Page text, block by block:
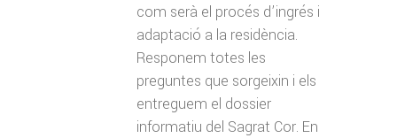
com serà el procés d’ingrés i
adaptació a la residència.
Responem totes les
preguntes que sorgeixin i els
entreguem el dossier
informatiu del Sagrat Cor. En